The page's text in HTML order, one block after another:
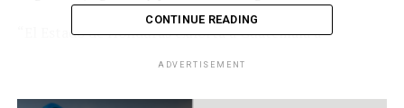
“El Estado de Honduras exhorta a Guatemala a
reitera que solo unidos como región se deben continuar
CONTINUE READING
ADVERTISEMENT